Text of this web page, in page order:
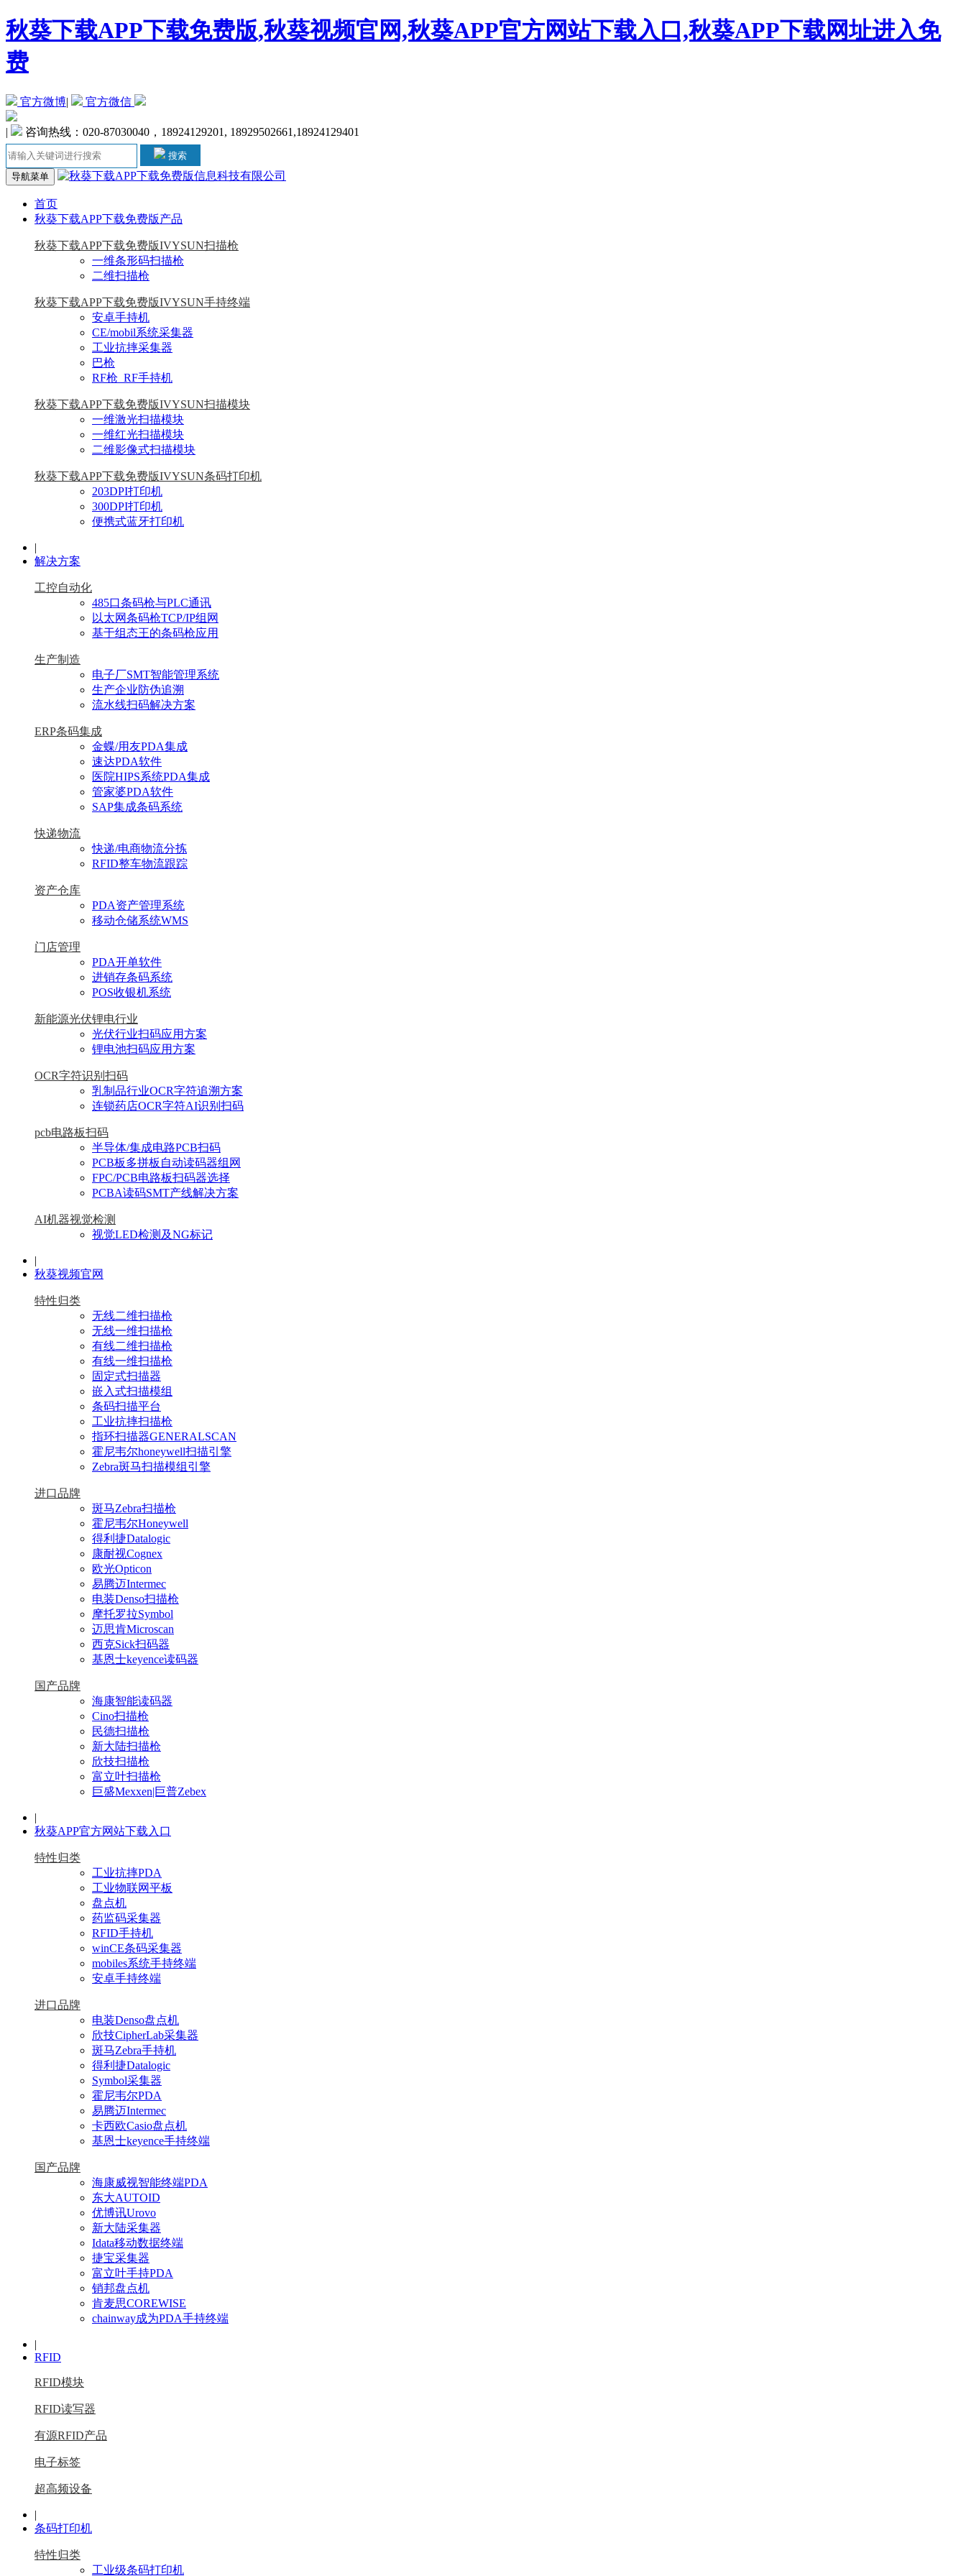
秋葵下载APP下载免费版,秋葵视频官网,秋葵APP官方网站下载入口,秋葵APP下载网址进入免
费
官方微博| 官方微信
| 咨询热线：020-87030040，18924129201, 18929502661,18924129401
搜索
导航菜单
首页
秋葵下载APP下载免费版产品
秋葵下载APP下载免费版IVYSUN扫描枪
一维条形码扫描枪
二维扫描枪
秋葵下载APP下载免费版IVYSUN手持终端
安卓手持机
CE/mobil系统采集器
工业抗摔采集器
巴枪
RF枪_RF手持机
秋葵下载APP下载免费版IVYSUN扫描模块
一维激光扫描模块
一维红光扫描模块
二维影像式扫描模块
秋葵下载APP下载免费版IVYSUN条码打印机
203DPI打印机
300DPI打印机
便携式蓝牙打印机
|
解决方案
工控自动化
485口条码枪与PLC通讯
以太网条码枪TCP/IP组网
基于组态王的条码枪应用
生产制造
电子厂SMT智能管理系统
生产企业防伪追溯
流水线扫码解决方案
ERP条码集成
金蝶/用友PDA集成
速达PDA软件
医院HIPS系统PDA集成
管家婆PDA软件
SAP集成条码系统
快递物流
快递/电商物流分拣
RFID整车物流跟踪
资产仓库
PDA资产管理系统
移动仓储系统WMS
门店管理
PDA开单软件
进销存条码系统
POS收银机系统
新能源光伏锂电行业
光伏行业扫码应用方案
锂电池扫码应用方案
OCR字符识别扫码
乳制品行业OCR字符追溯方案
连锁药店OCR字符AI识别扫码
pcb电路板扫码
半导体/集成电路PCB扫码
PCB板多拼板自动读码器组网
FPC/PCB电路板扫码器选择
PCBA读码SMT产线解决方案
AI机器视觉检测
视觉LED检测及NG标记
|
秋葵视频官网
特性归类
无线二维扫描枪
无线一维扫描枪
有线二维扫描枪
有线一维扫描枪
固定式扫描器
嵌入式扫描模组
条码扫描平台
工业抗摔扫描枪
指环扫描器GENERALSCAN
霍尼韦尔honeywell扫描引擎
Zebra斑马扫描模组引擎
进口品牌
斑马Zebra扫描枪
霍尼韦尔Honeywell
得利捷Datalogic
康耐视Cognex
欧光Opticon
易腾迈Intermec
电装Denso扫描枪
摩托罗拉Symbol
迈思肯Microscan
西克Sick扫码器
基恩士keyence读码器
国产品牌
海康智能读码器
Cino扫描枪
民德扫描枪
新大陆扫描枪
欣技扫描枪
富立叶扫描枪
巨盛Mexxen|巨普Zebex
|
秋葵APP官方网站下载入口
特性归类
工业抗摔PDA
工业物联网平板
盘点机
药监码采集器
RFID手持机
winCE条码采集器
mobiles系统手持终端
安卓手持终端
进口品牌
电装Denso盘点机
欣技CipherLab采集器
斑马Zebra手持机
得利捷Datalogic
Symbol采集器
霍尼韦尔PDA
易腾迈Intermec
卡西欧Casio盘点机
基恩士keyence手持终端
国产品牌
海康威视智能终端PDA
东大AUTOID
优博讯Urovo
新大陆采集器
Idata移动数据终端
捷宝采集器
富立叶手持PDA
销邦盘点机
肯麦思COREWISE
chainway成为PDA手持终端
|
RFID
RFID模块
RFID读写器
有源RFID产品
电子标签
超高频设备
|
条码打印机
特性归类
工业级条码打印机